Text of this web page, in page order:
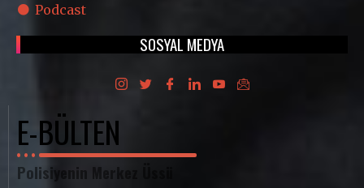
Podcast
SOSYAL MEDYA
E-BÜLTEN
Polisiyenin Merkez Üssü